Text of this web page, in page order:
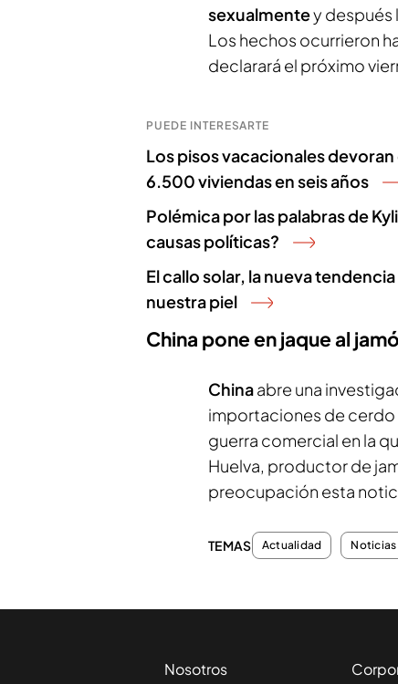
sexualmentey después
Los hechos ocurrieron
declarará el próximo
PUEDE INTERESARTE
Los pisos vacacionales
6.500 viviendas en seis años
Polémica por las palabras de
causas políticas?
El callo solar, la nueva
nuestra piel
China pone en jaque al
Chinaabre una
importaciones de cerdo
guerra comercial en la
Huelva, productor de
preocupación esta
TEMAS Actualidad Noticias
Nosotros